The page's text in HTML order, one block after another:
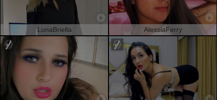
LunaBriella AlessiaFerry